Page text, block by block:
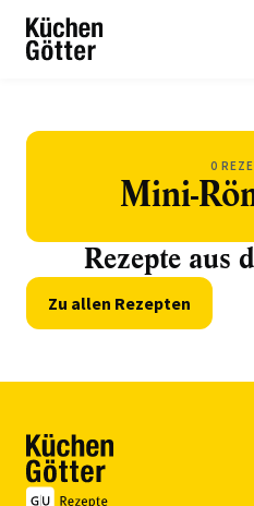
0
Mini-
Rezepte aus
Zu allen Rezepten